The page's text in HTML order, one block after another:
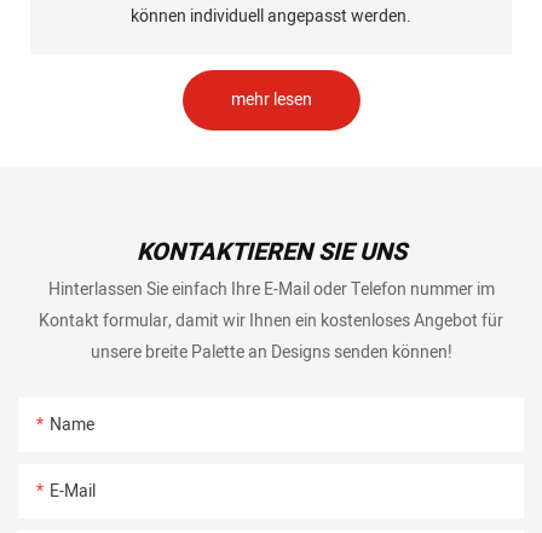
können individuell angepasst werden.
mehr lesen
KONTAKTIEREN SIE UNS
Hinterlassen Sie einfach Ihre E-Mail oder Telefon nummer im
Kontakt formular, damit wir Ihnen ein kostenloses Angebot für
unsere breite Palette an Designs senden können!
Name
E-Mail